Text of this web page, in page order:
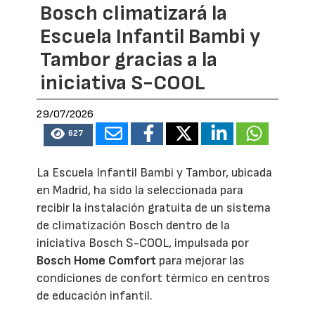
Bosch climatizará la
Escuela Infantil Bambi y
Tambor gracias a la
iniciativa S-COOL
29/07/2026
627
La Escuela Infantil Bambi y Tambor, ubicada
en Madrid, ha sido la seleccionada para
recibir la instalación gratuita de un sistema
de climatización Bosch dentro de la
iniciativa Bosch S-COOL, impulsada por
Bosch Home Comfort para mejorar las
condiciones de confort térmico en centros
de educación infantil.